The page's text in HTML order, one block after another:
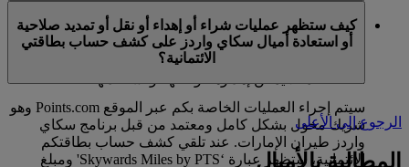
يستخدمون حسابا شخصيا في برنامج سكاي واردز لطيران
الإمارات ولا تنطبق على حسابات برنامج العائلة. وهذا يعني أنه
لا يمكن شراء أميال سكاي واردز إضافية لحسابات برنامج
العائلة، كما لا يمكن إهداؤها أو نقلها أو استعادتها.
كيف ستظهر عمليات شراء أو إهداء أو نقل أو تمديد صلاحية
أو استعادة أميال سكاي واردز على كشف حساب بطاقتي
الائتمانية؟
سيتم إجراء العمليات الخاصة بكم عبر الموقع Points.com وهو
شريك مخول بشكل كامل ومعتمد من قبل برنامج سكاي
واردز طيران الإمارات. عند تلقي كشف حساب بطاقتكم
الائتمانية، ستظهر عبارة ‘Skywards Miles by PTS' ومبلغ
الرجوع إلى الأعلى
المطالبة بالأميال